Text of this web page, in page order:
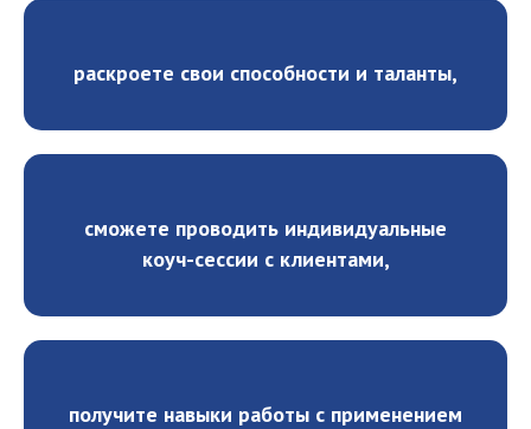
раскроете свои способности и таланты,
сможете проводить индивидуальные
коуч-сессии с клиентами,
получите навыки работы с применением